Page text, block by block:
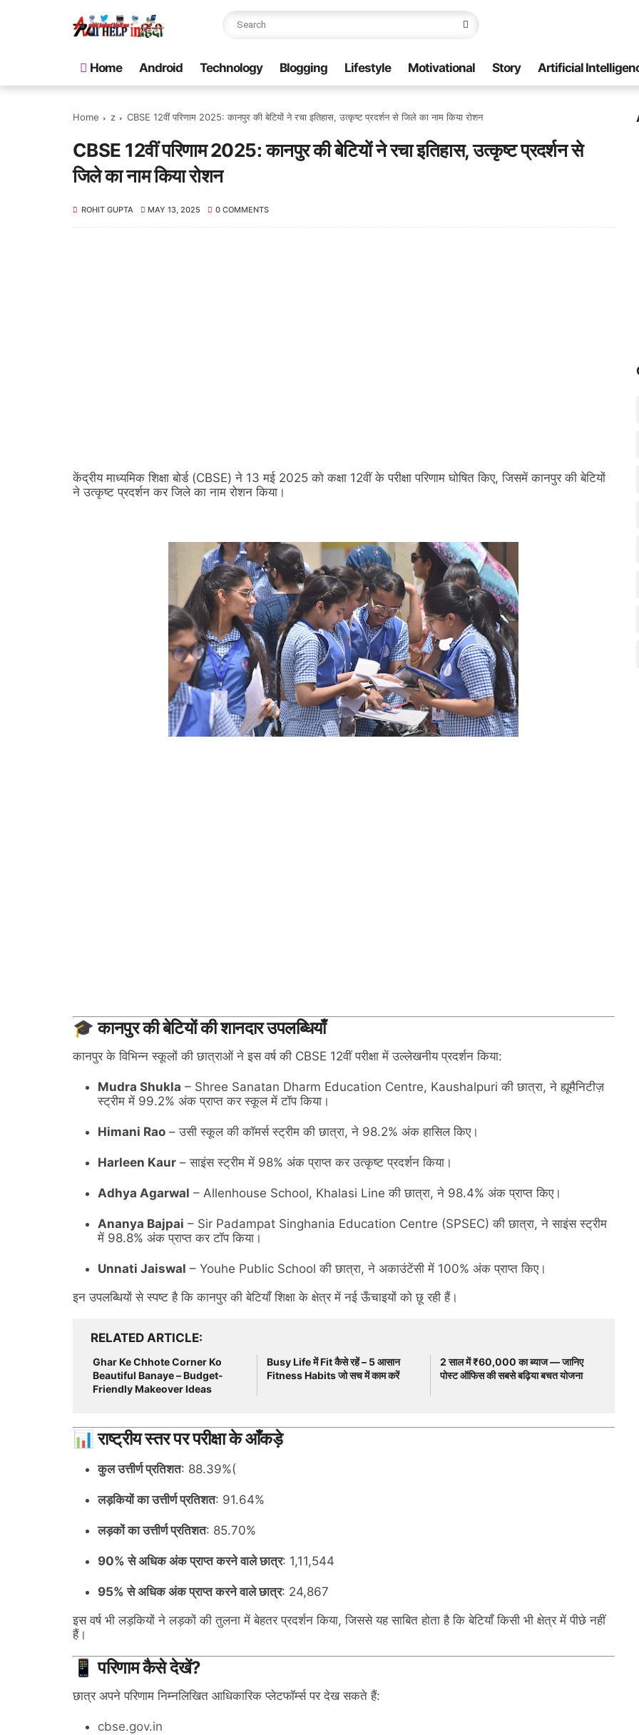
Home Android Technology Blogging Lifestyle Motivational Story Artificial
Home z CBSE 12वीं परिणाम 2025: कानपुर की बेटियों ने रचा इतिहास, उत्कृष्ट प्रदर्शन से जिले का नाम किया रोशन
CBSE 12वीं परिणाम 2025: कानपुर की बेटियों ने रचा इतिहास, उत्कृष्ट प्रदर्शन से
जिले का नाम किया रोशन
ROHIT GUPTA MAY 13, 2025 0 COMMENTS
केंद्रीय माध्यमिक शिक्षा बोर्ड (CBSE) ने 13 मई 2025 को कक्षा 12वीं के परीक्षा परिणाम घोषित किए, जिसमें कानपुर की बेटियों
ने उत्कृष्ट प्रदर्शन कर जिले का नाम रोशन किया।
🎓 कानपुर की बेटियों की शानदार उपलब्धियाँ
कानपुर के विभिन्न स्कूलों की छात्राओं ने इस वर्ष की CBSE 12वीं परीक्षा में उल्लेखनीय प्रदर्शन किया:
Mudra Shukla – Shree Sanatan Dharm Education Centre, Kaushalpuri की छात्रा, ने ह्यूमैनिटीज़
स्ट्रीम में 99.2% अंक प्राप्त कर स्कूल में टॉप किया।
Himani Rao – उसी स्कूल की कॉमर्स स्ट्रीम की छात्रा, ने 98.2% अंक हासिल किए।
Harleen Kaur – साइंस स्ट्रीम में 98% अंक प्राप्त कर उत्कृष्ट प्रदर्शन किया।
Adhya Agarwal – Allenhouse School, Khalasi Line की छात्रा, ने 98.4% अंक प्राप्त किए।
Ananya Bajpai – Sir Padampat Singhania Education Centre (SPSEC) की छात्रा, ने साइंस स्ट्रीम
में 98.8% अंक प्राप्त कर टॉप किया।
Unnati Jaiswal – Youhe Public School की छात्रा, ने अकाउंटेंसी में 100% अंक प्राप्त किए।
इन उपलब्धियों से स्पष्ट है कि कानपुर की बेटियाँ शिक्षा के क्षेत्र में नई ऊँचाइयों को छू रही हैं।
RELATED ARTICLE
Ghar Ke Chhote Corner Ko
Beautiful Banaye – Budget-
Friendly Makeover Ideas
Busy Life में Fit कैसे रहें – 5 आसान
Fitness Habits जो सच में काम करें
2 साल में ₹60,000 का ब्याज — जानिए
पोस्ट ऑफिस की सबसे बढ़िया बचत योजना
📊 राष्ट्रीय स्तर पर परीक्षा के आँकड़े
कुल उत्तीर्ण प्रतिशत: 88.39%(
लड़कियों का उत्तीर्ण प्रतिशत: 91.64%
लड़कों का उत्तीर्ण प्रतिशत: 85.70%
90% से अधिक अंक प्राप्त करने वाले छात्र: 1,11,544
95% से अधिक अंक प्राप्त करने वाले छात्र: 24,867
इस वर्ष भी लड़कियों ने लड़कों की तुलना में बेहतर प्रदर्शन किया, जिससे यह साबित होता है कि बेटियाँ किसी भी क्षेत्र में पीछे नहीं
हैं।
📱 परिणाम कैसे देखें?
छात्र अपने परिणाम निम्नलिखित आधिकारिक प्लेटफॉर्म्स पर देख सकते हैं:
cbse.gov.in